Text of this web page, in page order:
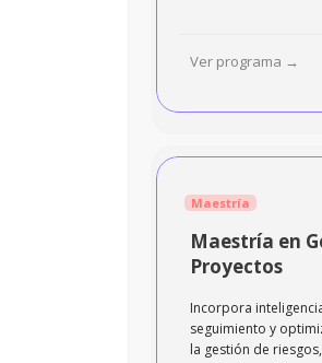
Ver programa →
Maestría
Maestría en
Proyectos
Incorpora
seguimiento y
la gestión de